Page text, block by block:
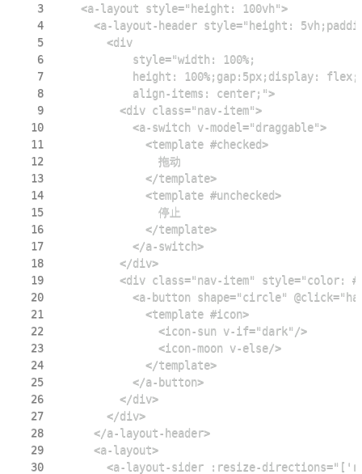
3
    <a-layout style="height: 100vh">
4
5
        <div
6
7
8
            align-items: center;">
9
          <div class="nav-item">
10
            <a-switch v-model="draggable">
11
              <template #checked>
12
13
              </template>
14
              <template #unchecked>
15
16
              </template>
17
            </a-switch>
18
          </div>
19
20
21
              <template #icon>
22
                <icon-sun v-if="dark"/>
23
                <icon-moon v-else/>
24
              </template>
25
            </a-button>
26
          </div>
27
        </div>
28
      </a-layout-header>
29
      <a-layout>
30